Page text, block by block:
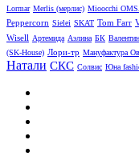
Lormar Merlis (мерлис) Mioocchi
Peppercorn Sielei SKAT Tom Farr
Wisell Артемида Аэлина БК
(SK-House) Лори-тр Мануфактура
Натали СКС Солвис Юна